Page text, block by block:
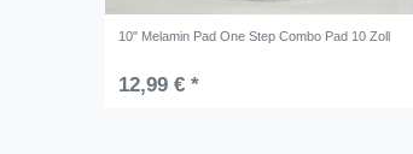
10" Melamin Pad One Step Combo Pad 10 Zoll
12,99 € *